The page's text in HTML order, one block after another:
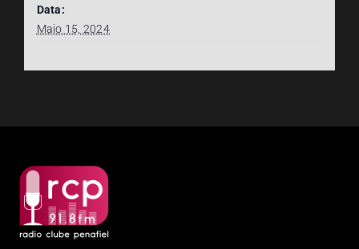
Data:
Maio 15, 2024